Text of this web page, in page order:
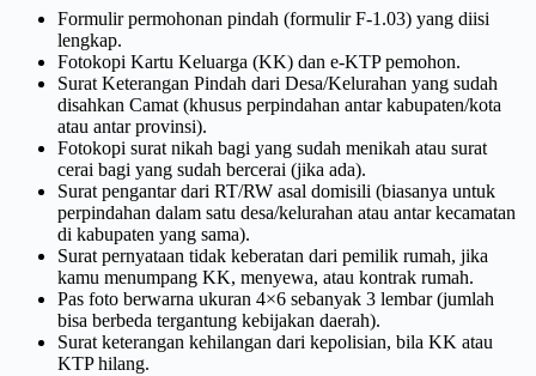
Formulir permohonan pindah (formulir F-1.03) yang diisi
lengkap.
Fotokopi Kartu Keluarga (KK) dan e-KTP pemohon.
Surat Keterangan Pindah dari Desa/Kelurahan yang sudah
disahkan Camat (khusus perpindahan antar kabupaten/kota
atau antar provinsi).
Fotokopi surat nikah bagi yang sudah menikah atau surat
cerai bagi yang sudah bercerai (jika ada).
Surat pengantar dari RT/RW asal domisili (biasanya untuk
perpindahan dalam satu desa/kelurahan atau antar kecamatan
di kabupaten yang sama).
Surat pernyataan tidak keberatan dari pemilik rumah, jika
kamu menumpang KK, menyewa, atau kontrak rumah.
Pas foto berwarna ukuran 4×6 sebanyak 3 lembar (jumlah
bisa berbeda tergantung kebijakan daerah).
Surat keterangan kehilangan dari kepolisian, bila KK atau
KTP hilang.